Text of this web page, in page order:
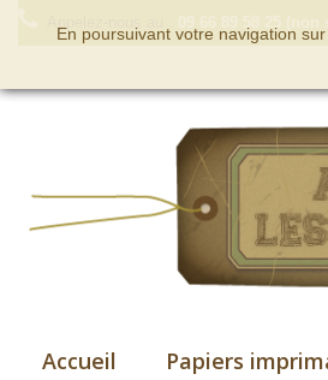
Accueil Papiers
En poursuivant votre navigation